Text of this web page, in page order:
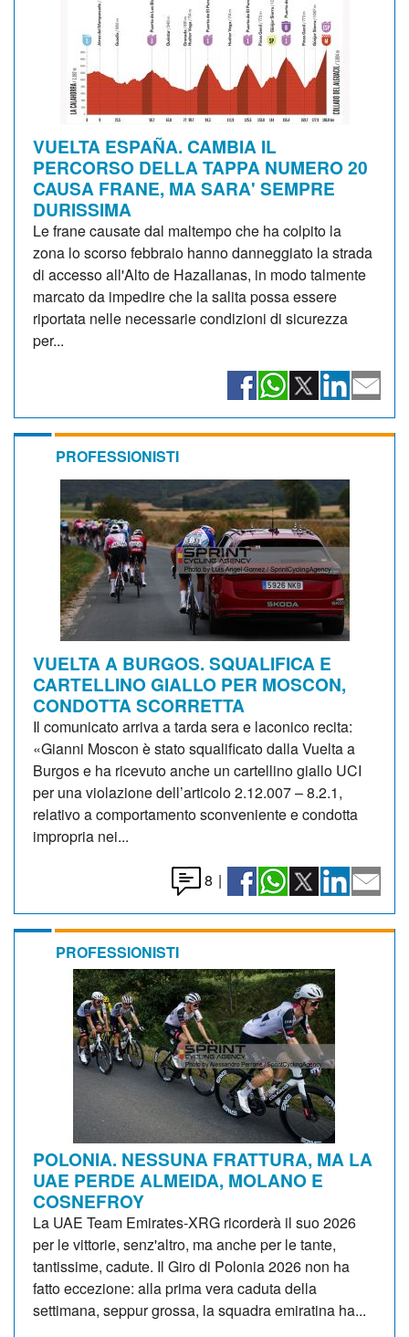
VUELTA ESPAÑA. CAMBIA IL
PERCORSO DELLA TAPPA NUMERO 20
CAUSA FRANE, MA SARA' SEMPRE
DURISSIMA
Le frane causate dal maltempo che ha colpito la
zona lo scorso febbraio hanno danneggiato la strada
di accesso all'Alto de Hazallanas, in modo talmente
marcato da impedire che la salita possa essere
riportata nelle necessarie condizioni di sicurezza
per...
PROFESSIONISTI
VUELTA A BURGOS. SQUALIFICA E
CARTELLINO GIALLO PER MOSCON,
CONDOTTA SCORRETTA
Il comunicato arriva a tarda sera e laconico recita:
«Gianni Moscon è stato squalificato dalla Vuelta a
Burgos e ha ricevuto anche un cartellino giallo UCI
per una violazione dell’articolo 2.12.007 – 8.2.1,
relativo a comportamento sconveniente e condotta
impropria nei...
8 |
PROFESSIONISTI
POLONIA. NESSUNA FRATTURA, MA LA
UAE PERDE ALMEIDA, MOLANO E
COSNEFROY
La UAE Team Emirates-XRG ricorderà il suo 2026
per le vittorie, senz'altro, ma anche per le tante,
tantissime, cadute. Il Giro di Polonia 2026 non ha
fatto eccezione: alla prima vera caduta della
settimana, seppur grossa, la squadra emiratina ha...